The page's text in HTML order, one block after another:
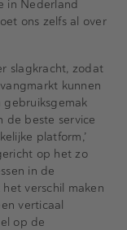
in Nederland
ons zelfs al over
slagkracht, zodat
kunnen
de beste service
platform,’
op het zo
in de
verschil maken
verticaal
op de